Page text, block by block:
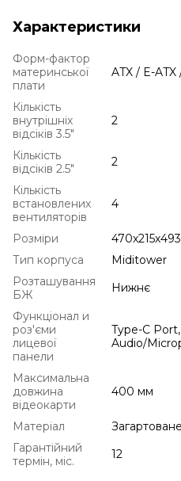
Характеристики
Форм-фактор
материнської
плати
ATX / E-
Кількість
внутрішніх
відсіків 3.5"
2
Кількість
відсіків 2.5"
2
Кількість
встановлених
вентиляторів
4
Розміри
Тип корпуса
Miditower
Розташування
БЖ
Нижнє
Функціонал и
роз'єми
лицевої
панели
Type-C
Audio/
Максимальна
довжина
відеокарти
400 мм
Матеріал
Гарантійний
термін, міс.
12